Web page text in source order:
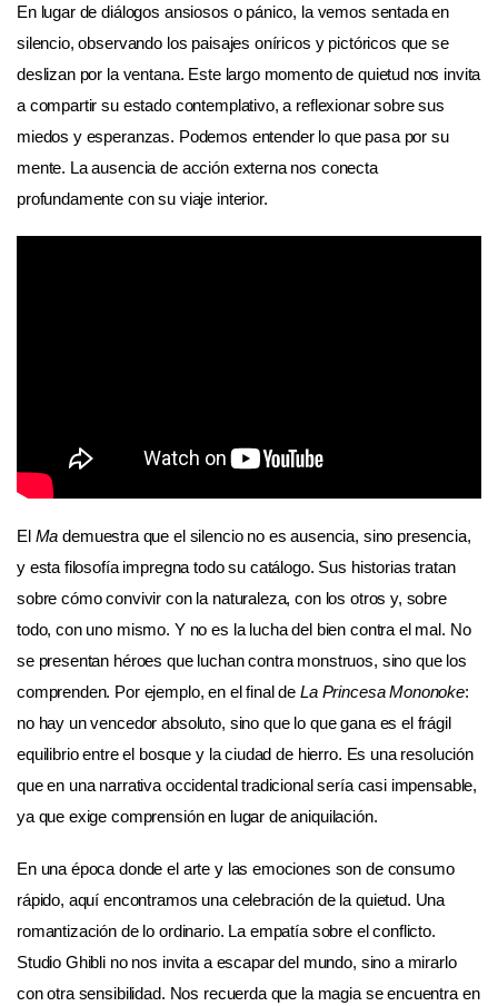
En lugar de diálogos ansiosos o pánico, la vemos sentada en
silencio, observando los paisajes oníricos y pictóricos que se
deslizan por la ventana. Este largo momento de quietud nos invita
a compartir su estado contemplativo, a reflexionar sobre sus
miedos y esperanzas. Podemos entender lo que pasa por su
mente. La ausencia de acción externa nos conecta
profundamente con su viaje interior.
El Ma demuestra que el silencio no es ausencia, sino presencia,
y esta filosofía impregna todo su catálogo. Sus historias tratan
sobre cómo convivir con la naturaleza, con los otros y, sobre
todo, con uno mismo. Y no es la lucha del bien contra el mal. No
se presentan héroes que luchan contra monstruos, sino que los
comprenden. Por ejemplo, en el final deLa Princesa Mononoke:
no hay un vencedor absoluto, sino que lo que gana es el frágil
equilibrio entre el bosque y la ciudad de hierro. Es una resolución
que en una narrativa occidental tradicional sería casi impensable,
ya que exige comprensión en lugar de aniquilación.
En una época donde el arte y las emociones son de consumo
rápido, aquí encontramos una celebración de la quietud. Una
romantización de lo ordinario. La empatía sobre el conflicto.
Studio Ghibli no nos invita a escapar del mundo, sino a mirarlo
con otra sensibilidad. Nos recuerda que la magia se encuentra en